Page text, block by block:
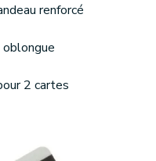
renforcé
2 cartes